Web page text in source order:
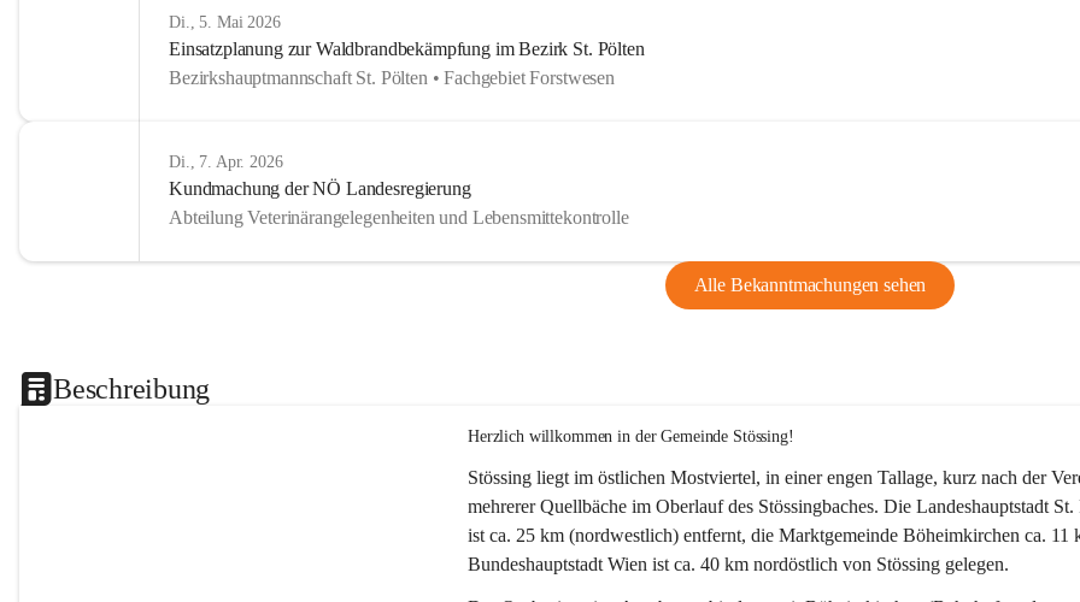
Di., 5. Mai 2026
Einsatzplanung zur Waldbrandbekämpfung im Bezirk St. Pölten
Bezirkshauptmannschaft St. Pölten • Fachgebiet Forstwesen
Di., 7. Apr. 2026
Kundmachung der NÖ Landesregierung
Abteilung Veterinärangelegenheiten und Lebensmittekontrolle
Alle Bekanntmachungen sehen
Beschreibung
Herzlich willkommen in der Gemeinde Stössing!
Stössing liegt im östlichen Mostviertel, in einer engen Tallage, kurz nach der
mehrerer Quellbäche im Oberlauf des Stössingbaches. Die Landeshauptstadt
ist ca. 25 km (nordwestlich) entfernt, die Marktgemeinde Böheimkirchen ca.
Bundeshauptstadt Wien ist ca. 40 km nordöstlich von Stössing gelegen.